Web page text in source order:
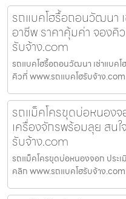
รถแบคโฮรื้อถอนวัฒนา
อาชีพ ราคาคุ้มค่า จองคิ
รับจ้าง.com
รถแบคโฮรื้อถอนวัฒนา เช่าแบค
คิวที่ www.รถแบคโฮรับจ้าง
รถแม็คโครขุดบ่อหนองจ
เครื่องจักรพร้อมลุย สน
รับจ้าง.com
รถแม็คโครขุดบ่อหนองจอก ประ
คลิก www.รถแบคโฮรับจ้าง